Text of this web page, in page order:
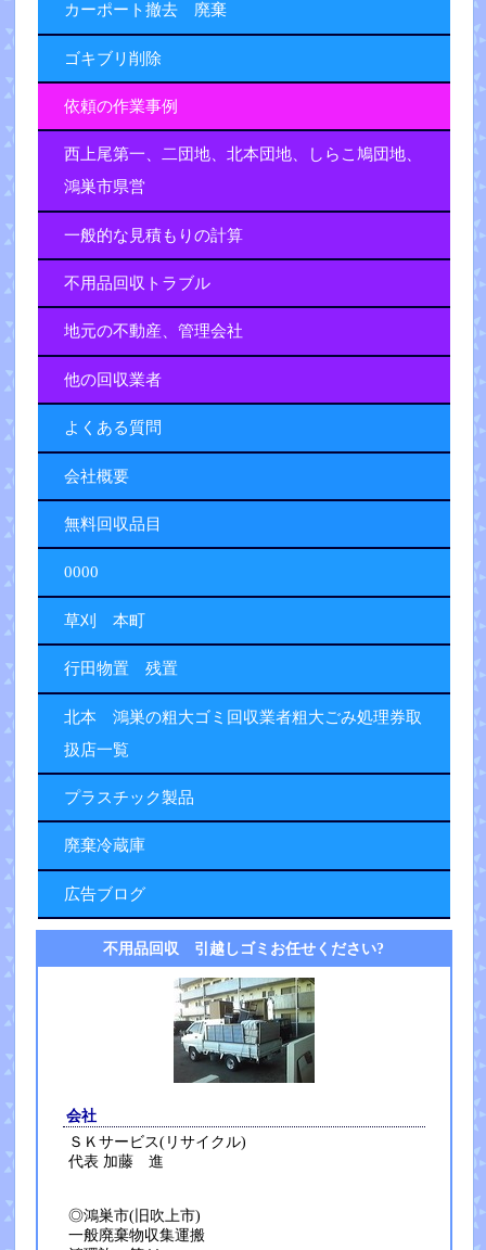
カーポート撤去 廃棄
ゴキブリ削除
依頼の作業事例
西上尾第一、二団地、北本団地、しらこ鳩団地、
鴻巣市県営
一般的な見積もりの計算
不用品回収トラブル
地元の不動産、管理会社
他の回収業者
よくある質問
会社概要
無料回収品目
0000
草刈 本町
行田物置 残置
北本 鴻巣の粗大ゴミ回収業者粗大ごみ処理券取
扱店一覧
プラスチック製品
廃棄冷蔵庫
広告ブログ
不用品回収 引越しゴミお任せください?
会社
ＳＫサービス(リサイクル)
代表 加藤 進
◎鴻巣市(旧吹上市)
一般廃棄物収集運搬